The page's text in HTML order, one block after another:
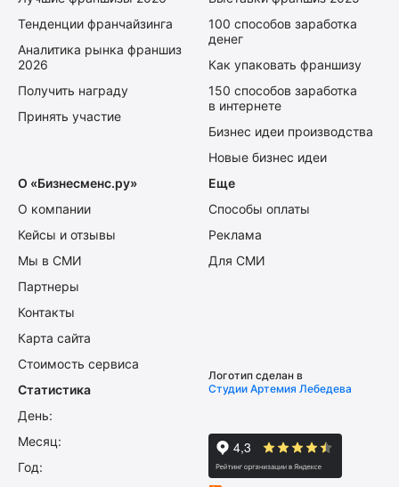
Тенденции франчайзинга
Аналитика рынка франшиз
2026
Получить награду
Принять участие
100 способов заработка
денег
Как упаковать франшизу
150 способов заработка
в интернете
Бизнес идеи производства
Новые бизнес идеи
О «Бизнесменс.ру»
О компании
Кейсы и отзывы
Мы в СМИ
Партнеры
Контакты
Карта сайта
Стоимость сервиса
Еще
Способы оплаты
Реклама
Для СМИ
Статистика
День:
Месяц:
Год:
Логотип сделан в
Студии Артемия Лебедева